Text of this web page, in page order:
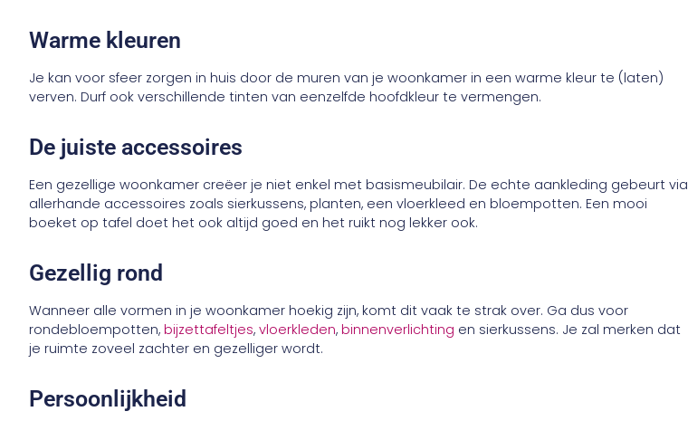
Warme kleuren
Je kan voor sfeer zorgen in huis door de muren van je woonkamer in een warme kleur te (laten)
verven. Durf ook verschillende tinten van eenzelfde hoofdkleur te vermengen.
De juiste accessoires
Een gezellige woonkamer creëer je niet enkel met basismeubilair. De echte aankleding gebeurt via
allerhande accessoires zoals sierkussens, planten, een vloerkleed en bloempotten. Een mooi
boeket op tafel doet het ook altijd goed en het ruikt nog lekker ook.
Gezellig rond
Wanneer alle vormen in je woonkamer hoekig zijn, komt dit vaak te strak over. Ga dus voor
rondebloempotten,bijzettafeltjes,vloerkleden,binnenverlichting en sierkussens. Je zal merken dat
je ruimte zoveel zachter en gezelliger wordt.
Persoonlijkheid